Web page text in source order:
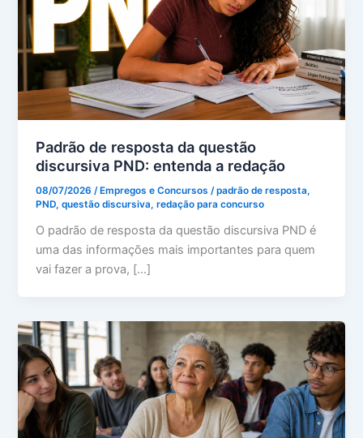
Padrão de resposta da questão
discursiva PND: entenda a redação
08/07/2026 /Empregos e Concursos /padrão de resposta,
PND,questão discursiva,redação para concurso
O padrão de resposta da questão discursiva PND é
uma das informações mais importantes para quem
vai fazer a prova, […]